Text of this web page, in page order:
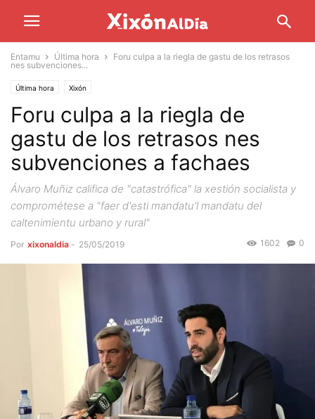
Entamu Última hora
Foru culpa a la riegla de gastu de los retrasos
nes subvenciones...
Última hora Xixón
Foru culpa a la riegla de
gastu de los retrasos nes
subvenciones a fachaes
Álvaro Muñiz califica de "catastrófica" la xestión socialista y
comprométese a "faer d'esti mandatu'l mandatu del
caltenimientu urbano y rural"
Por xixonaldia - 25/05/2019 0
1602